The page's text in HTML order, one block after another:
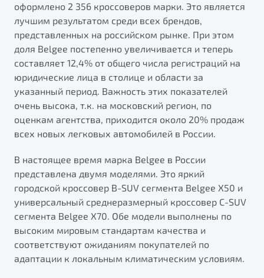
Элегантный и практичный седан
от 1 699 990 ₽*
Обзор В наличии
X70
от 2 499 990 ₽*
Узнайте о специальных выгодах при покупке
автомобиля Belgee
Подробно
Автомобили в наличии
Тест-драйв
Спецпредложения
Будьте еще более уверены на дорогах с программой
"Помощь на дорогах"
Преимущества программы
Запись на сервис
Калькулятор ТО
Клиентская поддержка
оформлено 2 356 кроссоверов марки. Это является
лучшим результатом среди всех брендов,
представленных на российском рынке. При этом
доля Belgee постепенно увеличивается и теперь
составляет 12,4% от общего числа регистраций на
юридические лица в столице и области за
указанный период. Важность этих показателей
очень высока, т.к. на московский регион, по
оценкам агентства, приходится около 20% продаж
всех новых легковых автомобилей в России.
В настоящее время марка Belgee в России
представлена двумя моделями. Это яркий
городской кроссовер B-SUV сегмента Belgee X50 и
универсальный среднеразмерный кроссовер C-SUV
сегмента Belgee X70. Обе модели выполнены по
высоким мировым стандартам качества и
соответствуют ожиданиям покупателей по
адаптации к локальным климатическим условиям.